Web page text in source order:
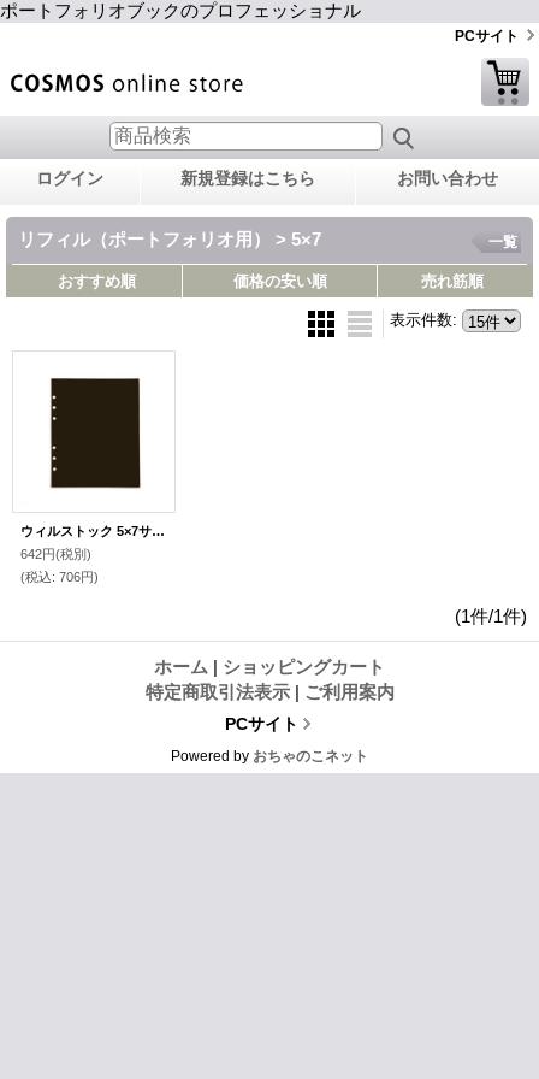
ポートフォリオブックのプロフェッショナル
PCサイト
ログイン 新規登録はこちら お問い合わせ
リフィル（ポートフォリオ用） > 5×7 一覧
おすすめ順 価格の安い順 売れ筋順
表示件数:
ウィルストック 5×7サイズリフィル PET 5枚組
642円(税別)
(税込: 706円)
(1件/1件)
ホーム | ショッピングカート
特定商取引法表示 | ご利用案内
PCサイト
Powered by おちゃのこネット